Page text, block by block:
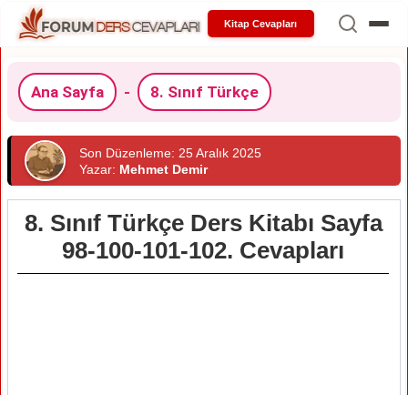
Kitap Cevapları
Ana Sayfa - 8. Sınıf Türkçe
Son Düzenleme: 25 Aralık 2025
Yazar: Mehmet Demir
8. Sınıf Türkçe Ders Kitabı Sayfa
98-100-101-102. Cevapları